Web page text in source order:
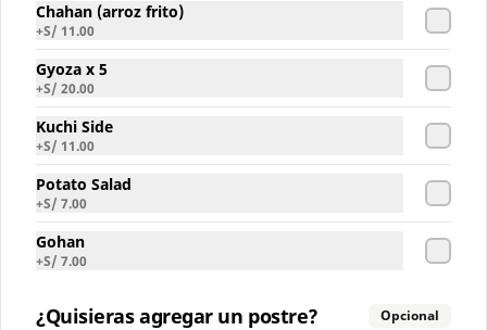
Inca Kola Sin Azucar
S/ 6.00
Chahan (arroz frito)
+S/ 11.00
Gyoza x 5
+S/ 20.00
Kuchi Side
+S/ 11.00
Potato Salad
+S/ 7.00
Gohan
+S/ 7.00
¿Quisieras agregar un postre? Opcional